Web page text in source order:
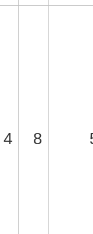
4 8